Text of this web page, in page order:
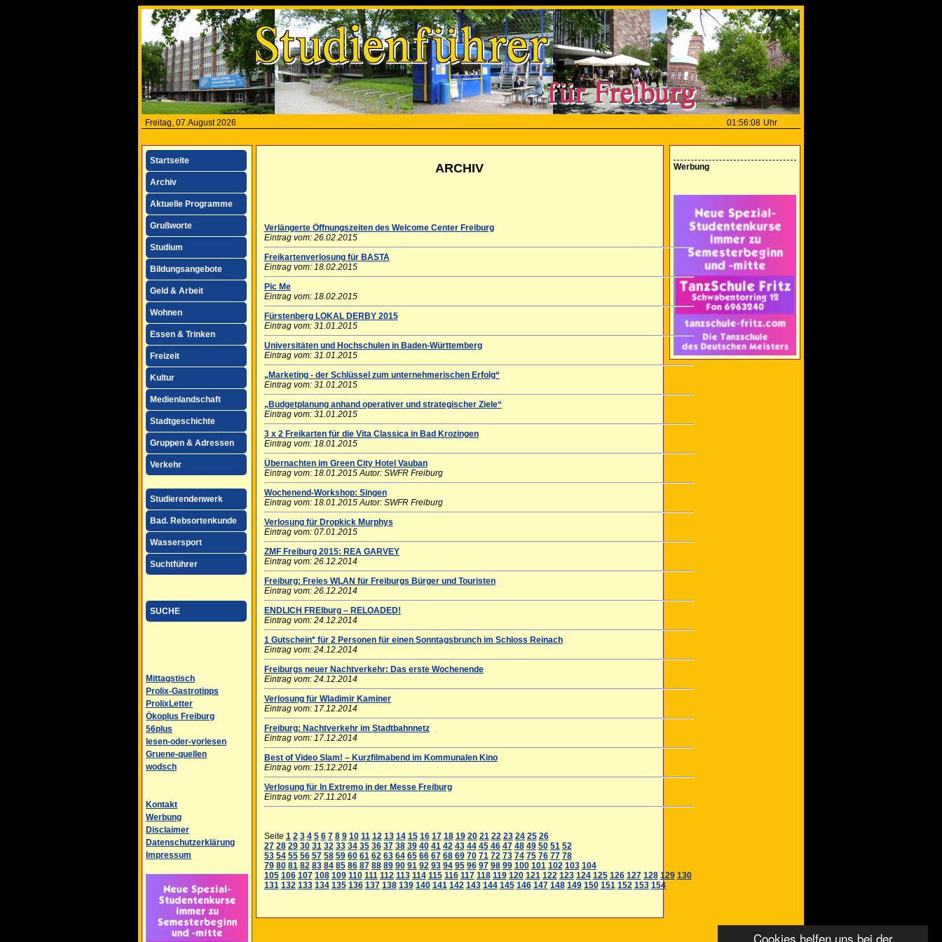
Cookies helfen uns bei der
Freitag, 07.August 2026 01:56:08 Uhr
Startseite
Archiv
Aktuelle Programme
Grußworte
Studium
Bildungsangebote
Geld & Arbeit
Wohnen
Essen & Trinken
Freizeit
Kultur
Medienlandschaft
Stadtgeschichte
Gruppen & Adressen
Verkehr
Studierendenwerk
Bad. Rebsortenkunde
Wassersport
Suchtführer
SUCHE
Mittagstisch
Prolix-Gastrotipps
ProlixLetter
Ökoplus Freiburg
56plus
lesen-oder-vorlesen
Gruene-quellen
wodsch
Kontakt
Werbung
Disclaimer
Datenschutzerklärung
Impressum
Werbung
ARCHIV
Verlängerte Öffnungszeiten des Welcome Center Freiburg
Eintrag vom: 26.02.2015
Freikartenverlosung für BASTA
Eintrag vom: 18.02.2015
Pic Me
Eintrag vom: 18.02.2015
Fürstenberg LOKAL DERBY 2015
Eintrag vom: 31.01.2015
Universitäten und Hochschulen in Baden-Württemberg
Eintrag vom: 31.01.2015
„Marketing - der Schlüssel zum unternehmerischen Erfolg“
Eintrag vom: 31.01.2015
„Budgetplanung anhand operativer und strategischer Ziele“
Eintrag vom: 31.01.2015
3 x 2 Freikarten für die Vita Classica in Bad Krozingen
Eintrag vom: 18.01.2015
Übernachten im Green City Hotel Vauban
Eintrag vom: 18.01.2015Autor: SWFR Freiburg
Wochenend-Workshop: Singen
Eintrag vom: 18.01.2015Autor: SWFR Freiburg
Verlosung für Dropkick Murphys
Eintrag vom: 07.01.2015
ZMF Freiburg 2015: REA GARVEY
Eintrag vom: 26.12.2014
Freiburg: Freies WLAN für Freiburgs Bürger und Touristen
Eintrag vom: 26.12.2014
ENDLICH FREIburg – RELOADED!
Eintrag vom: 24.12.2014
1 Gutschein* für 2 Personen für einen Sonntagsbrunch im Schloss Reinach
Eintrag vom: 24.12.2014
Freiburgs neuer Nachtverkehr: Das erste Wochenende
Eintrag vom: 24.12.2014
Verlosung für Wladimir Kaminer
Eintrag vom: 17.12.2014
Freiburg: Nachtverkehr im Stadtbahnnetz
Eintrag vom: 17.12.2014
Best of Video Slam! – Kurzfilmabend im Kommunalen Kino
Eintrag vom: 15.12.2014
Verlosung für In Extremo in der Messe Freiburg
Eintrag vom: 27.11.2014
Seite 1 2 3 4 5 6 7 8 9 10 11 12 13 14 15 16 17 18 19 20 21 22 23 24 25 26
27 28 29 30 31 32 33 34 35 36 37 38 39 40 41 42 43 44 45 46 47 48 49 50 51 52
53 54 55 56 57 58 59 60 61 62 63 64 65 66 67 68 69 70 71 72 73 74 75 76 77 78
79 80 81 82 83 84 85 86 87 88 89 90 91 92 93 94 95 96 97 98 99 100 101 102 103 104
105 106 107 108 109 110 111 112 113 114 115 116 117 118 119 120 121 122 123 124 125 126 127 128 129 130
131 132 133 134 135 136 137 138 139 140 141 142 143 144 145 146 147 148 149 150 151 152 153 154